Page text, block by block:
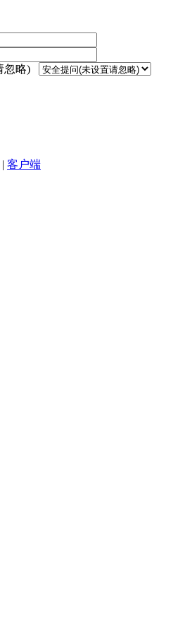
忽略)
| 客户端